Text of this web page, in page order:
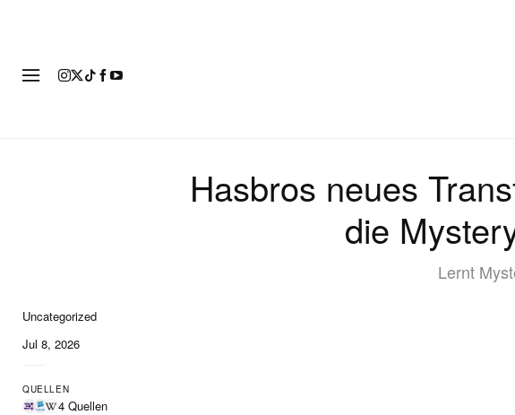
Hasbros neues
die
Lernt
Uncategorized
Jul 8, 2026
QUELLEN
4 Quellen